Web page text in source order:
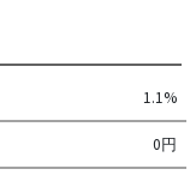
1.1%
0円